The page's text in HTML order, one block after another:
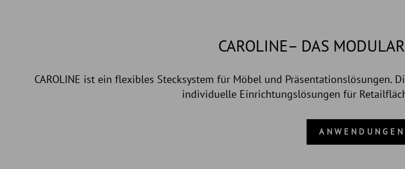
CAROLINE– DAS
CAROLINE ist ein flexibles Stecksystem für Möbel und
individuelle Einrichtungslösungen für